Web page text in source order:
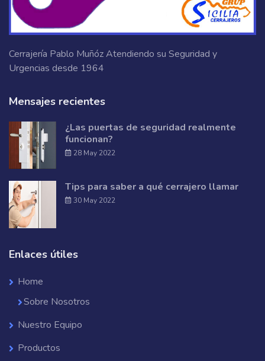
Cerrajería Pablo Muñóz Atendiendo su Seguridad y
Urgencias desde 1964
Mensajes recientes
¿Las puertas de seguridad realmente
funcionan?
28 May 2022
Tips para saber a qué cerrajero llamar
30 May 2022
Enlaces útiles
Home
Sobre Nosotros
Nuestro Equipo
Productos